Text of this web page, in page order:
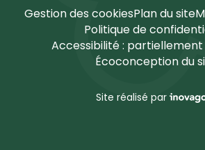
Gestion des cookiesPlan du site
Politique de
Accessibilité :
Écoconception du
Site réalisé par